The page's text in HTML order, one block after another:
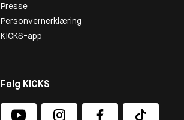
Presse
Personvernerklæring
KICKS-app
Følg KICKS